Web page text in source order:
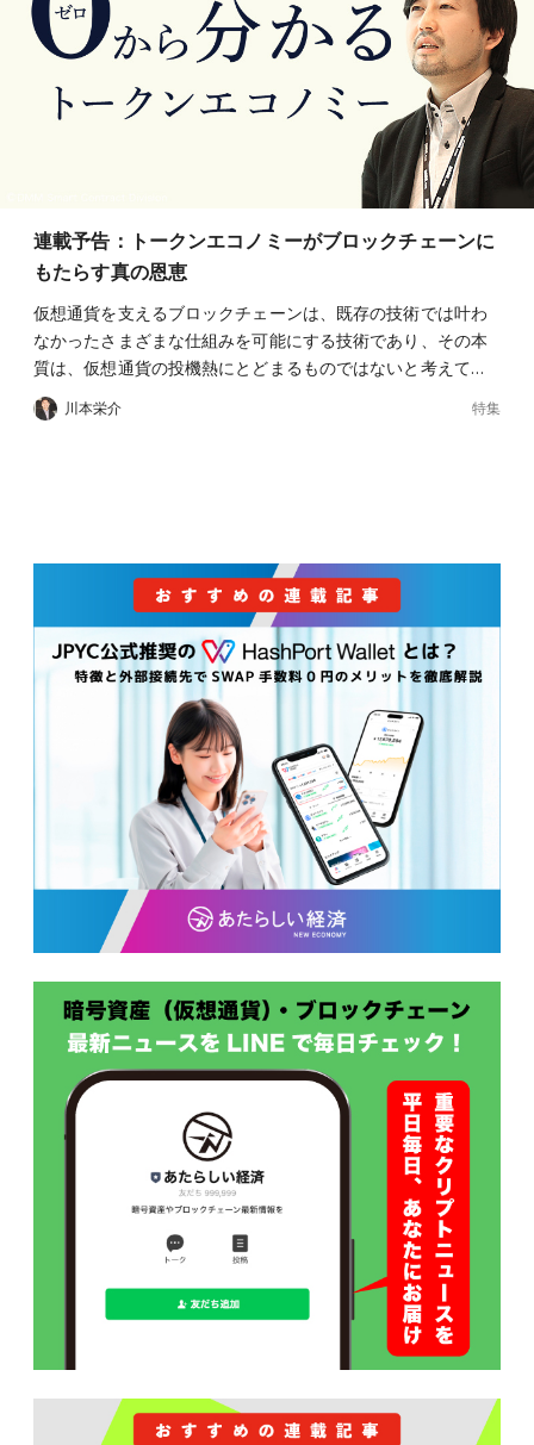
連載予告：トークンエコノミーがブロックチェーンに
もたらす真の恩恵
仮想通貨を支えるブロックチェーンは、既存の技術では叶わ
なかったさまざまな仕組みを可能にする技術であり、その本
質は、仮想通貨の投機熱にとどまるものではないと考えて…
川本栄介 特集